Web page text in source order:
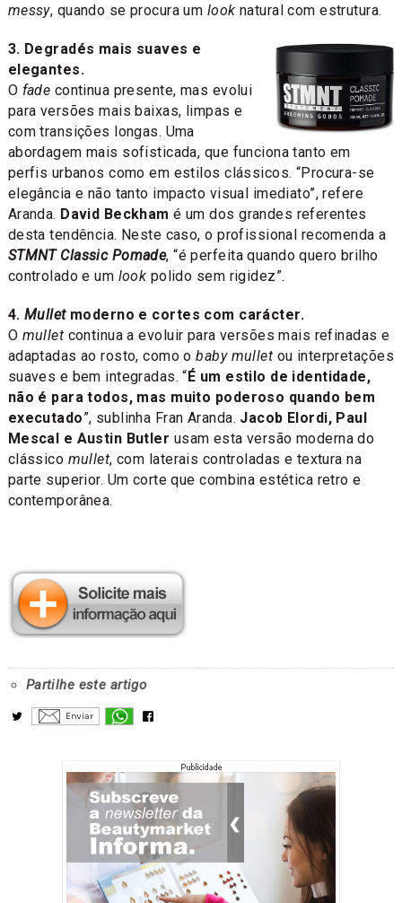
messy, quando se procura um look natural com estrutura.
3. Degradés mais suaves e
elegantes.
O fade continua presente, mas evolui
para versões mais baixas, limpas e
com transições longas. Uma
abordagem mais sofisticada, que funciona tanto em
perfis urbanos como em estilos clássicos. “Procura-se
elegância e não tanto impacto visual imediato”, refere
Aranda. David Beckham é um dos grandes referentes
desta tendência. Neste caso, o profissional recomenda a
STMNT Classic Pomade, “é perfeita quando quero brilho
controlado e um look polido sem rigidez”.
4. Mulletmoderno e cortes com carácter.
O mullet continua a evoluir para versões mais refinadas e
adaptadas ao rosto, como obaby mullet ou interpretações
suaves e bem integradas. “ É um estilo de identidade,
não é para todos, mas muito poderoso quando bem
executado”, sublinha Fran Aranda. Jacob Elordi, Paul
Mescal e Austin Butler usam esta versão moderna do
clássico mullet, com laterais controladas e textura na
parte superior. Um corte que combina estética retro e
contemporânea.
Partilhe este artigo